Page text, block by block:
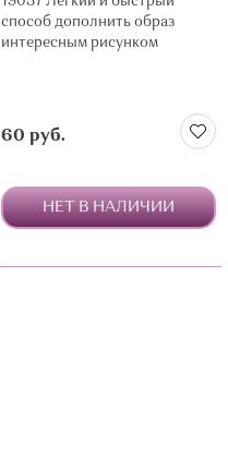
способ дополнить образ
интересным рисунком
60 руб.
НЕТ В НАЛИЧИИ